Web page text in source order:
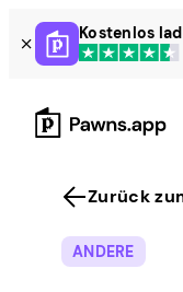
Skip
to
content
Kostenlos
Zurück
ANDERE